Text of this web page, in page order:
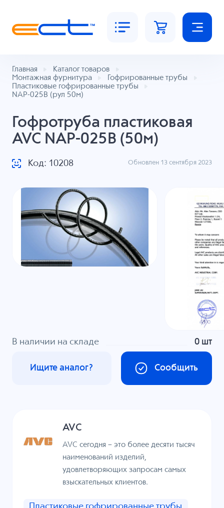
Главная
Каталог товаров
Монтажная фурнитура
Гофрированные трубы
Пластиковые гофрированные трубы
NAP-025B (рул 50м)
Гофротруба пластиковая
AVC NAP-025B (50м)
Код: 10208 Обновлен 13 сентября 2023
В наличии на складе 0 шт
Сообщить
Ищите аналог?
AVC
AVC сегодня – это более десяти тысяч
наименований изделий,
удовлетворяющих запросам самых
взыскательных клиентов.